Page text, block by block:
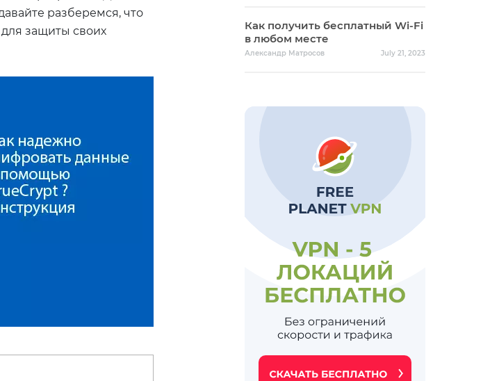
разберемся, что
защиты своих
Как получить бесплатный Wi-Fi
в любом месте
Александр Матросов July 21, 2023